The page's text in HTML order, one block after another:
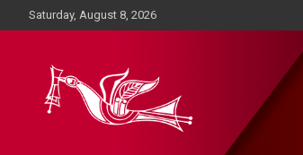
to
Saturday, August 8, 2026
Rupavahini News